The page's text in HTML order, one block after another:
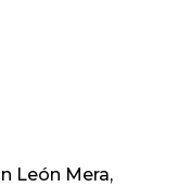
León Mera,